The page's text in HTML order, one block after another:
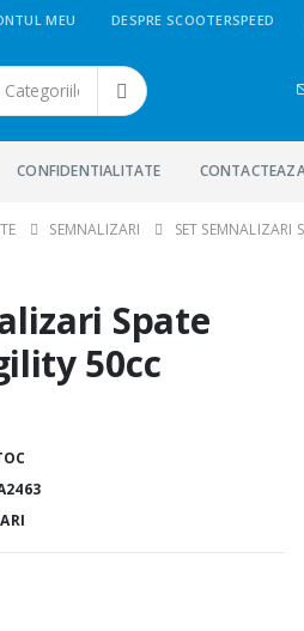
MEU DESPRE SCOOTERSPEED
CONFIDENTIALITATE
SEMNALIZARI SET SEMNALIZARI
Spate
50cc